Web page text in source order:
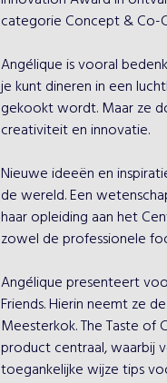
categorie Concept & Co-
Angélique is vooral
je kunt dineren in een
gekookt wordt. Maar ze
creativiteit en innovatie.
Nieuwe ideeën en
de wereld. Een
haar opleiding aan het
zowel de professionele
Angélique presenteert
Friends. Hierin neemt ze
Meesterkok. The Taste of
product centraal, waarbij
toegankelijke wijze tips